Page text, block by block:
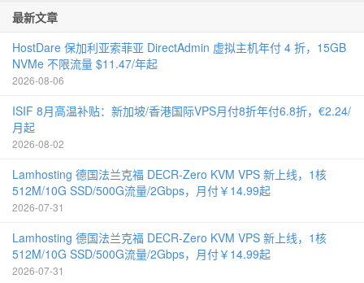
最新文章
HostDare 保加利亚索菲亚 DirectAdmin 虚拟主机年付 4 折，15GB
NVMe 不限流量 $11.47/年起
2026-08-06
ISIF 8月高温补贴：新加坡/香港国际VPS月付8折年付6.8折，€2.24/
月起
2026-08-02
Lamhosting 德国法兰克福 DECR-Zero KVM VPS 新上线，1核
512M/10G SSD/500G流量/2Gbps，月付￥14.99起
2026-07-31
Lamhosting 德国法兰克福 DECR-Zero KVM VPS 新上线，1核
512M/10G SSD/500G流量/2Gbps，月付￥14.99起
2026-07-31